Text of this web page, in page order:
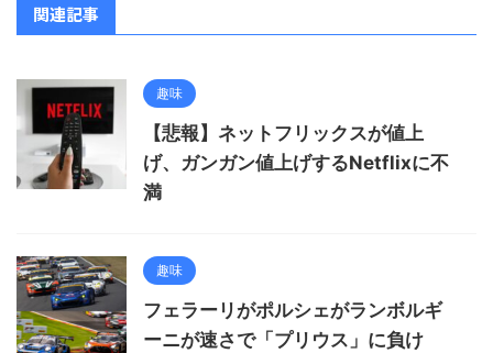
関連記事
趣味
【悲報】ネットフリックスが値上
げ、ガンガン値上げするNetflixに不
満
趣味
フェラーリがポルシェがランボルギ
ーニが速さで「プリウス」に負け